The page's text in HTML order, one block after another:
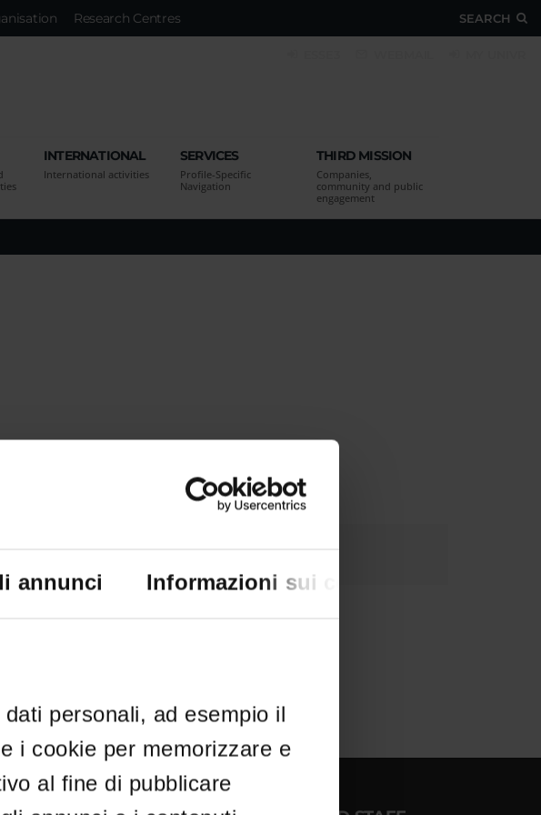
annunci Informazioni sui cookie
personali, ad esempio il
i cookie per memorizzare e
al fine di pubblicare
SEARCH
Research Centres
INTERNATIONAL
International activities
SERVICES
Profile-Specific
Navigation
THIRD MISSION
Companies,
community and public
engagement